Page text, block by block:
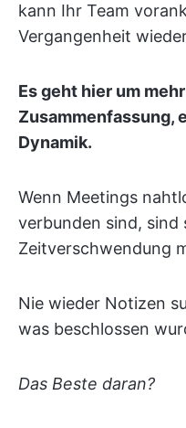
kann Ihr Team
Vergangenheit
Es geht hier um
Zusammenfassung,
Dynamik.
Wenn Meetings
verbunden sind, sind
Zeitverschwendung
Nie wieder Notizen
was beschlossen
Das Beste daran?